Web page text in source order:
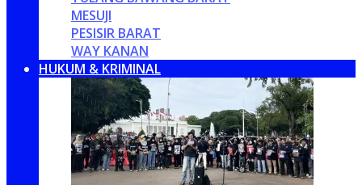
MESUJI
PESISIR BARAT
WAY KANAN
HUKUM & KRIMINAL